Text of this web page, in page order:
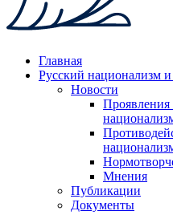
Главная
Русский национализм
Новости
Проявления
Мнения
Публикации
Документы